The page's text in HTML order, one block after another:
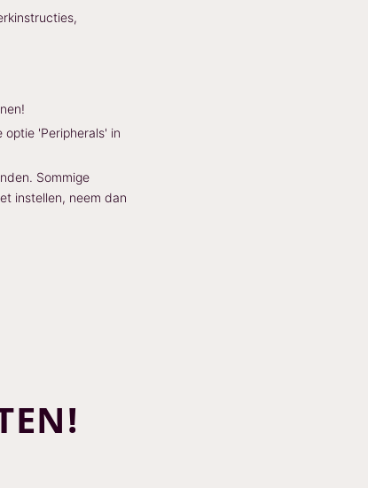
'Peripherals' in
Sommige
instellen, neem dan